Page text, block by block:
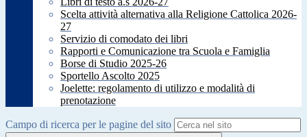
Scelta attività alternativa alla Religione Cattolica 2026-
27
Servizio di comodato dei libri
Rapporti e Comunicazione tra Scuola e Famiglia
Borse di Studio 2025-26
Sportello Ascolto 2025
Joelette: regolamento di utilizzo e modalità di
prenotazione
Campo di ricerca per le pagine del sito